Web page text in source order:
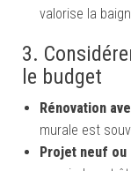
valorise la
3.
le budget
Rénovation
murale est
Projet neuf ou